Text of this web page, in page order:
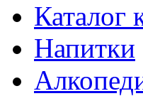
Каталог
Напитки